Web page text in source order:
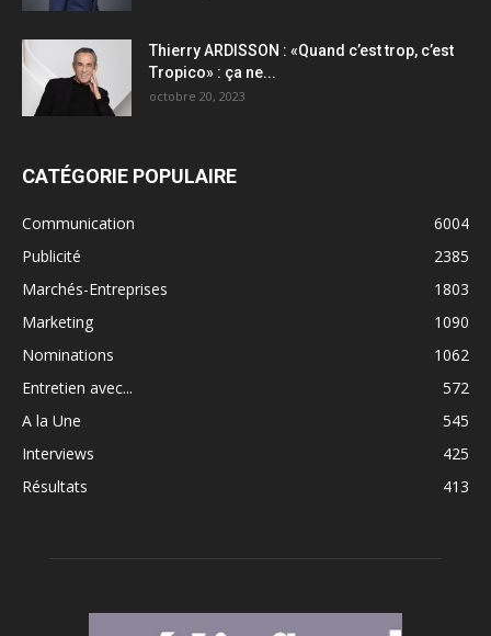
Thierry ARDISSON : «Quand c’est trop, c’est
Tropico» : ça ne...
octobre 20, 2023
CATÉGORIE POPULAIRE
Communication
6004
Publicité
2385
Marchés-Entreprises
1803
Marketing
1090
Nominations
1062
Entretien avec...
572
A la Une
545
Interviews
425
Résultats
413